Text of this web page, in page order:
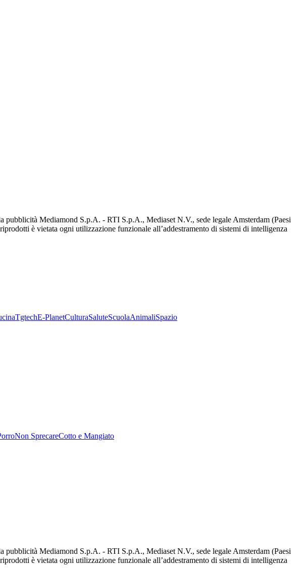
Mediamond S.p.A. - RTI S.p.A., Mediaset N.V., sede legale Amsterdam (Paesi
è vietata ogni utilizzazione funzionale all’addestramento di sistemi di intelligenza
TgtechE-PlanetCulturaSaluteScuolaAnimaliSpazio
Non SprecareCotto e Mangiato
Mediamond S.p.A. - RTI S.p.A., Mediaset N.V., sede legale Amsterdam (Paesi
è vietata ogni utilizzazione funzionale all’addestramento di sistemi di intelligenza